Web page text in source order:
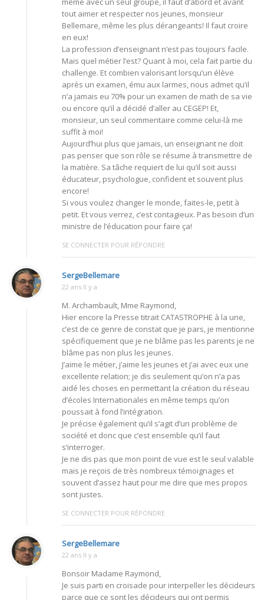
tout aimer et respecter nos jeunes, monsieur
Bellemare, même les plus dérangeants! Il faut croire
en eux!
La profession d’enseignant n’est pas toujours facile.
Mais quel métier l’est? Quant à moi, cela fait partie du
challenge. Et combien valorisant lorsqu’un élève
après un examen, ému aux larmes, nous admet qu’il
n’a jamais eu 70% pour un examen de math de sa vie
ou encore qu’il a décidé d’aller au CEGEP! Et,
monsieur, un seul commentaire comme celui-là me
suffit à moi!
Aujourd’hui plus que jamais, un enseignant ne doit
pas penser que son rôle se résume à transmettre de
la matière. Sa tâche requiert de lui qu’il soit aussi
éducateur, psychologue, confident et souvent plus
encore!
Si vous voulez changer le monde, faites-le, petit à
petit. Et vous verrez, c’est contagieux. Pas besoin d’un
ministre de l’éducation pour faire ça!
SE CONNECTER POUR RÉPONDRE
SergeBellemare
22 ans Il y a
M. Archambault, Mme Raymond,
Hier encore la Presse titrait CATASTROPHE à la une,
c’est de ce genre de constat que je pars, je mentionne
spécifiquement que je ne blâme pas les parents je ne
blâme pas non plus les jeunes.
J’aime le métier, j’aime les jeunes et j’ai avec eux une
excellente relation; je dis seulement qu’on n’a pas
aidé les choses en permettant la création du réseau
d’écoles Internationales en même temps qu’on
poussait à fond l’intégration.
Je précise également qu’il s’agit d’un problème de
société et donc que c’est ensemble qu’il faut
s’interroger.
Je ne dis pas que mon point de vue est le seul valable
mais je reçois de très nombreux témoignages et
souvent d’assez haut pour me dire que mes propos
sont justes.
SE CONNECTER POUR RÉPONDRE
SergeBellemare
22 ans Il y a
Bonsoir Madame Raymond,
Je suis parti en croisade pour interpeller les décideurs
parce que ce sont les décideurs qui ont permis